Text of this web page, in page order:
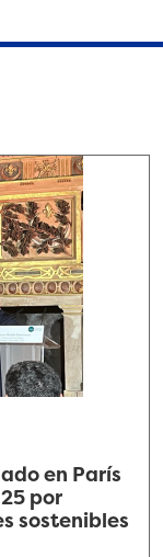
en París
por
sostenibles